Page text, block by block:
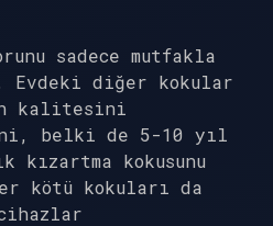
sadece mutfakla
Evdeki diğer kokular
kalitesini
belki de 5-10 yıl
kızartma kokusunu
kötü kokuları da